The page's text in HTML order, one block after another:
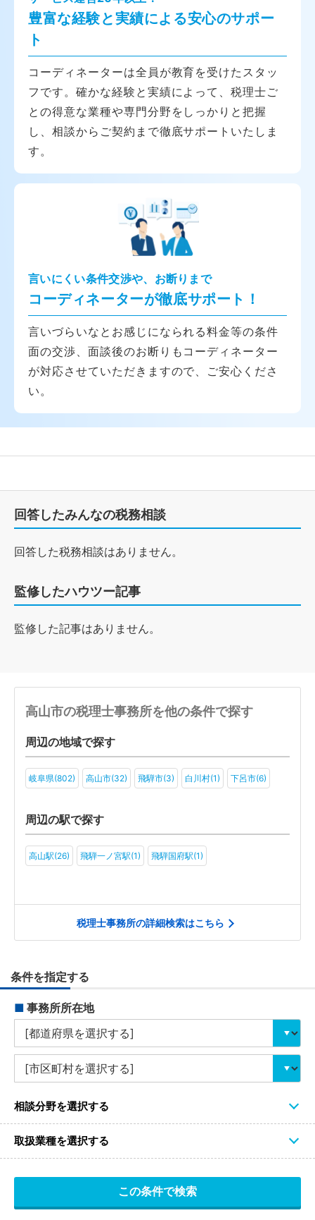
豊富な経験と実績による安心のサポー
ト
コーディネーターは全員が教育を受けたスタッ
フです。確かな経験と実績によって、税理士ご
との得意な業種や専門分野をしっかりと把握
し、相談からご契約まで徹底サポートいたしま
す。
言いにくい条件交渉や、お断りまで
コーディネーターが徹底サポート！
言いづらいなとお感じになられる料金等の条件
面の交渉、面談後のお断りもコーディネーター
が対応させていただきますので、ご安心くださ
い。
回答したみんなの税務相談
回答した税務相談はありません。
監修したハウツー記事
監修した記事はありません。
高山市の税理士事務所を他の条件で探す
周辺の地域で探す
岐阜県(802) 高山市(32) 飛騨市(3) 白川村(1) 下呂市(6)
周辺の駅で探す
高山駅(26) 飛騨一ノ宮駅(1) 飛騨国府駅(1)
税理士事務所の詳細検索はこちら
条件を指定する
■ 事務所所在地
相談分野を選択する
取扱業種を選択する